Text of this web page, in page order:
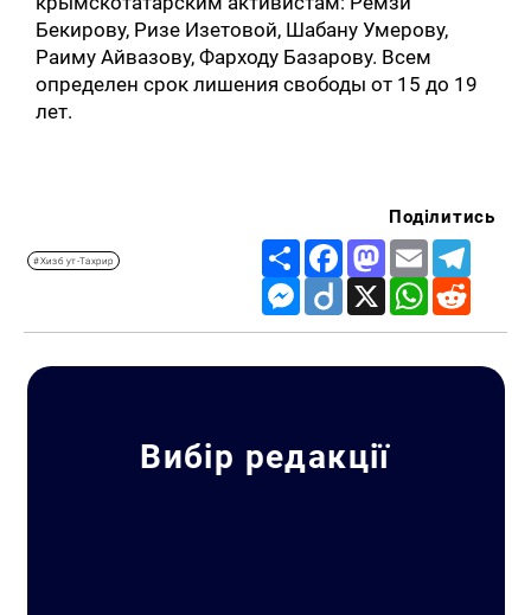
Бекирову, Ризе Изетовой, Шабану Умерову,
Раиму Айвазову, Фарходу Базарову. Всем
определен срок лишения свободы от 15 до 19
лет.
#Хизб ут-Тахрир
Поділитись
Share FacebookMastodon
Email
Messenger
Diigo X WhatsApp
Вибір редакції